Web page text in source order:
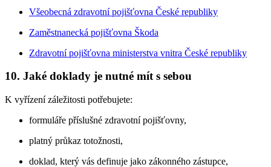
Všeobecná zdravotní pojišťovna České republiky
Zaměstnanecká pojišťovna Škoda
Zdravotní pojišťovna ministerstva vnitra České republiky
10. Jaké doklady je nutné mít s sebou
K vyřízení záležitosti potřebujete:
formuláře příslušné zdravotní pojišťovny,
platný průkaz totožnosti,
doklad, který vás definuje jako zákonného zástupce,